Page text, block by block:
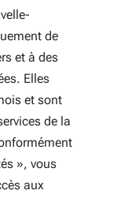
de
et à des
Elles
et sont
de la
», vous
aux